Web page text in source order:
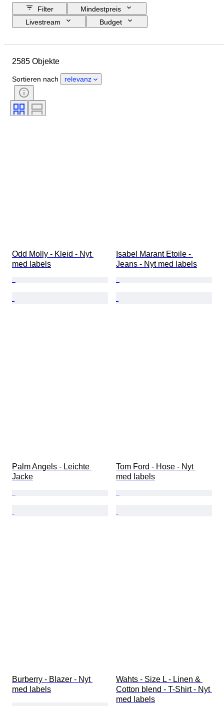
Filter
Mindestpreis
Livestream
Budget
Material
Periode
Farbe
Größe
Angegebene Größe
Muster
2585 Objekte
Sortieren nach relevanz
Odd Molly - Kleid - Nyt
med labels
Isabel Marant Etoile -
Jeans - Nyt med labels
Palm Angels - Leichte
Jacke
Tom Ford - Hose - Nyt
med labels
Burberry - Blazer - Nyt
med labels
Wahts - Size L - Linen &
Cotton blend - T-Shirt - Nyt
med labels